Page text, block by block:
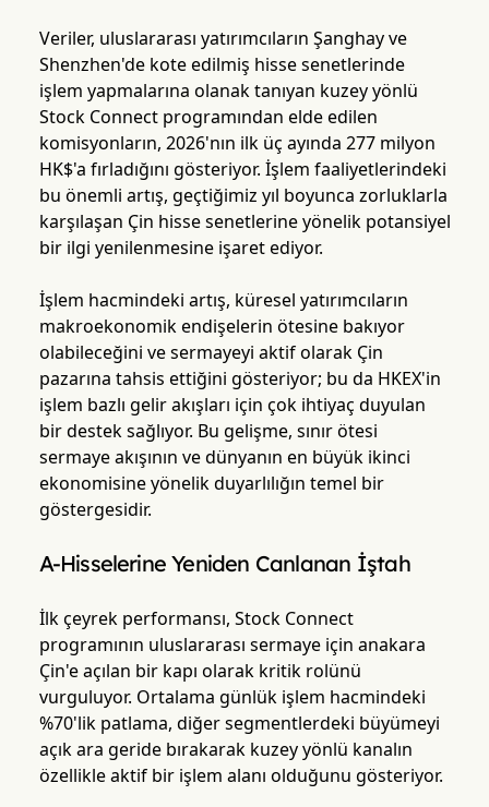
Veriler, uluslararası yatırımcıların Şanghay ve
Shenzhen'de kote edilmiş hisse senetlerinde
işlem yapmalarına olanak tanıyan kuzey yönlü
Stock Connect programından elde edilen
komisyonların, 2026'nın ilk üç ayında 277 milyon
HK$'a fırladığını gösteriyor. İşlem faaliyetlerindeki
bu önemli artış, geçtiğimiz yıl boyunca zorluklarla
karşılaşan Çin hisse senetlerine yönelik potansiyel
bir ilgi yenilenmesine işaret ediyor.
İşlem hacmindeki artış, küresel yatırımcıların
makroekonomik endişelerin ötesine bakıyor
olabileceğini ve sermayeyi aktif olarak Çin
pazarına tahsis ettiğini gösteriyor; bu da HKEX'in
işlem bazlı gelir akışları için çok ihtiyaç duyulan
bir destek sağlıyor. Bu gelişme, sınır ötesi
sermaye akışının ve dünyanın en büyük ikinci
ekonomisine yönelik duyarlılığın temel bir
göstergesidir.
A-Hisselerine Yeniden Canlanan İştah
İlk çeyrek performansı, Stock Connect
programının uluslararası sermaye için anakara
Çin'e açılan bir kapı olarak kritik rolünü
vurguluyor. Ortalama günlük işlem hacmindeki
%70'lik patlama, diğer segmentlerdeki büyümeyi
açık ara geride bırakarak kuzey yönlü kanalın
özellikle aktif bir işlem alanı olduğunu gösteriyor.